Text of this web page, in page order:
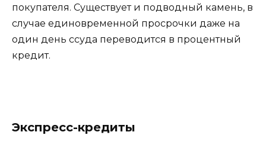
покупателя. Существует и подводный камень, в
случае единовременной просрочки даже на
один день ссуда переводится в процентный
кредит.
Экспресс-кредиты